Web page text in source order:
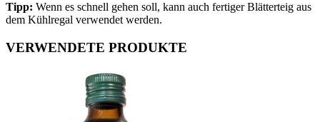
Tipp: Wenn es schnell gehen soll, kann auch fertiger Blätterteig aus
dem Kühlregal verwendet werden.
VERWENDETE PRODUKTE